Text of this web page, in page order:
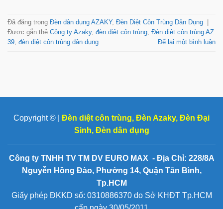
Đã đăng trong Đèn dân dụng AZAKY, Đèn Diệt Côn Trùng Dân Dụng
Được gắn thẻ Công ty Azaky, đèn diệt côn trùng Đèn diệt côn trùng AZ
39 đèn diệt côn trùng dân dụng Để lại một bình luận
Copyright © | Đèn diệt côn trùng, Đèn Azaky, Đèn Đại
Sinh, Đèn dân dụng
Công ty TNHH TV TM DV EURO MAX - Địa Chỉ: 228/8A
Nguyễn Hồng Đào, Phường 14, Quận Tân Bình,
Tp.HCM
Giấy phép ĐKKD số: 0310886370 do Sở KHĐT Tp.HCM